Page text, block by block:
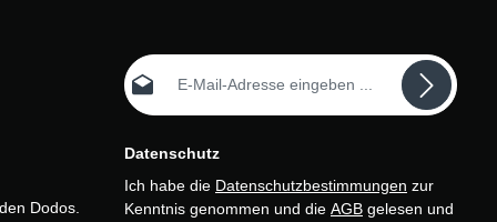
Dodos.
E-Mail-Adresse*
Datenschutz
Ich habe die Datenschutzbestimmungen zur
Kenntnis genommen und die AGB gelesen und